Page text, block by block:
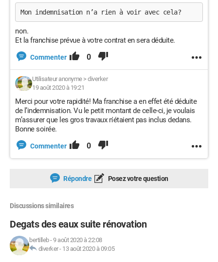
Mon indemnisation n’a rien à voir avec cela?
non.
Et la franchise prévue à votre contrat en sera déduite.
Commenter 0
Utilisateur anonyme> diverker
19 août 2020 à 19:21
Merci pour votre rapidité! Ma franchise a en effet été déduite
de l’indemnisation. Vu le petit montant de celle-ci, je voulais
m’assurer que les gros travaux n'étaient pas inclus dedans.
Bonne soirée.
Commenter 0
Répondre Posez votre question
Discussions similaires
Degats des eaux suite rénovation
bertilleb-9 août 2020 à 22:08
diverker- 13 août 2020 à 09:05